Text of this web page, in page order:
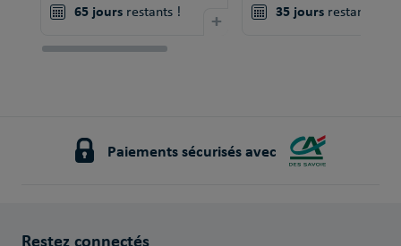
65 jours restants ! + 35 jours restants !
Paiements sécurisés avec
Restez connectés